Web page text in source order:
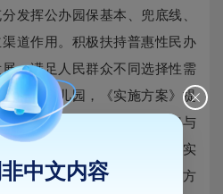
发挥公办园保基本、兜底线、
道作用。积极扶持普惠性民办
，满足人民群众不同选择性需
惠性幼儿园，《实施方案》提
省级加强普惠性民办园认定与
发展水平和居民消费水平等实
园认定具体标准，出台具体方
中文内容